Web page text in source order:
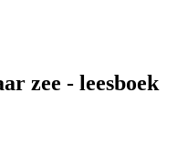
zee - leesboek